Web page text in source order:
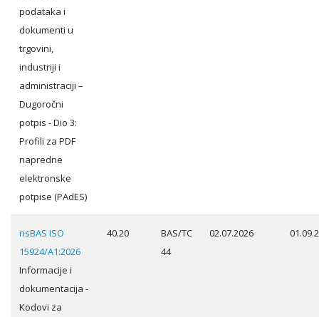
podataka i
dokumenti u
trgovini,
industriji i
administraciji –
Dugoročni
potpis - Dio 3:
Profili za PDF
napredne
elektronske
potpise (PAdES)
nsBAS ISO
15924/A1:2026
Informacije i
dokumentacija -
Kodovi za
40.20
BAS/TC
44
02.07.2026